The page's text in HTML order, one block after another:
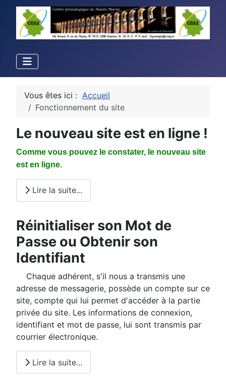
Vous êtes ici : Accueil
Fonctionnement du site
Le nouveau site est en ligne !
Comme vous pouvez le constater, le nouveau site
est en ligne.
Lire la suite...
Réinitialiser son Mot de
Passe ou Obtenir son
Identifiant
Chaque adhérent, s'il nous a transmis une
adresse de messagerie, possède un compte sur ce
site, compte qui lui permet d'accéder à la partie
privée du site. Les informations de connexion,
identifiant et mot de passe, lui sont transmis par
courrier électronique.
Lire la suite...